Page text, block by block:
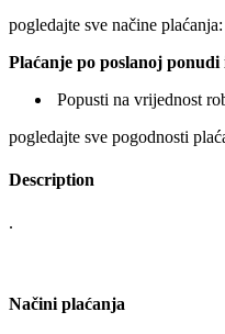
pogledajte sve načine plaćanja:
Plaćanje po poslanoj
Popusti na vrijednost
pogledajte sve pogodnosti
Description
.
Načini plaćanja